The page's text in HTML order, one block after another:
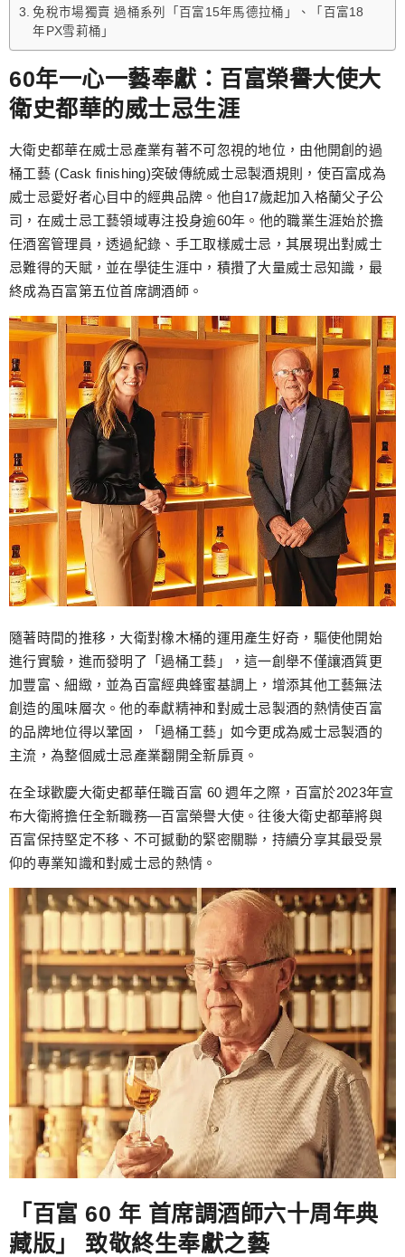
免稅市場獨賣 過桶系列「百富15年馬德拉桶」、「百富18
年PX雪莉桶」
60年一心一藝奉獻：百富榮譽大使大
衛史都華的威士忌生涯
大衛史都華在威士忌產業有著不可忽視的地位，由他開創的過
桶工藝 (Cask finishing)突破傳統威士忌製酒規則，使百富成為
威士忌愛好者心目中的經典品牌。他自17歲起加入格蘭父子公
司，在威士忌工藝領域專注投身逾60年。他的職業生涯始於擔
任酒窖管理員，透過紀錄、手工取樣威士忌，其展現出對威士
忌難得的天賦，並在學徒生涯中，積攢了大量威士忌知識，最
終成為百富第五位首席調酒師。
隨著時間的推移，大衛對橡木桶的運用產生好奇，驅使他開始
進行實驗，進而發明了「過桶工藝」，這一創舉不僅讓酒質更
加豐富、細緻，並為百富經典蜂蜜基調上，增添其他工藝無法
創造的風味層次。他的奉獻精神和對威士忌製酒的熱情使百富
的品牌地位得以鞏固，「過桶工藝」如今更成為威士忌製酒的
主流，為整個威士忌產業翻開全新扉頁。
在全球歡慶大衛史都華任職百富 60 週年之際，百富於2023年宣
布大衛將擔任全新職務—百富榮譽大使。往後大衛史都華將與
百富保持堅定不移、不可撼動的緊密關聯，持續分享其最受景
仰的專業知識和對威士忌的熱情。
「百富 60 年 首席調酒師六十周年典
藏版」 致敬終生奉獻之藝